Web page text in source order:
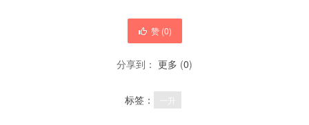
赞 (0)
分享到： 更多 (0)
标签： 一升